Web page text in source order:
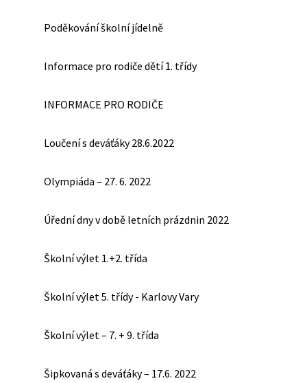
Poděkování školní jídelně
Informace pro rodiče dětí 1. třídy
INFORMACE PRO RODIČE
Loučení s deváťáky 28.6.2022
Olympiáda – 27. 6. 2022
Úřední dny v době letních prázdnin 2022
Školní výlet 1.+2. třída
Školní výlet 5. třídy - Karlovy Vary
Školní výlet – 7. + 9. třída
Šipkovaná s deváťáky – 17.6. 2022